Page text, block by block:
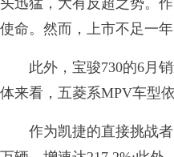
头迅猛，大有反超之势。
使命。然而，上市不足一
此外，宝骏730的6月销
体来看，五菱系MPV车型
作为凯捷的直接挑战者